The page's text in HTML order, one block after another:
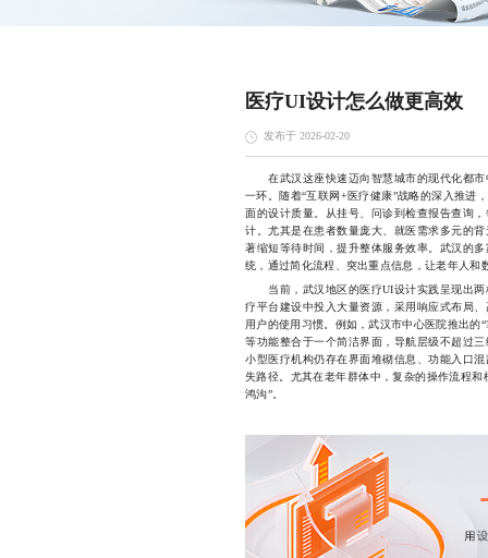
医疗UI设计怎么做更高效
发布于 2026-02-20
在武汉这座快速迈向智慧城市的现代化都市
一环。随着“互联网+医疗健康”战略的深入推进
面的设计质量。从挂号、问诊到检查报告查询
计。尤其是在患者数量庞大、就医需求多元的
著缩短等待时间，提升整体服务效率。武汉的
统，通过简化流程、突出重点信息，让老年人和
当前，武汉地区的医疗UI设计实践呈现出两
疗平台建设中投入大量资源，采用响应式布局
用户的使用习惯。例如，武汉市中心医院推出的
等功能整合于一个简洁界面，导航层级不超过
小型医疗机构仍存在界面堆砌信息、功能入口
失路径。尤其在老年群体中，复杂的操作流程
鸿沟”。